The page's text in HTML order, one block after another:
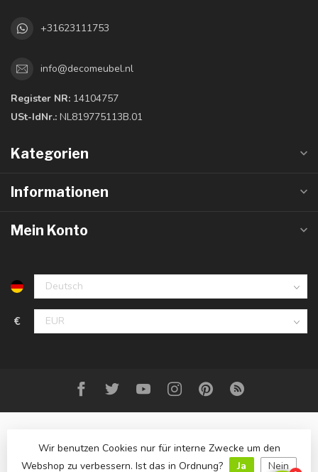
+31623111753
info@decomeubel.nl
Register NR: 14104757
USt-IdNr.: NL819775113B.01
Kategorien
Informationen
Mein Konto
€
Wir benutzen Cookies nur für interne Zwecke um den
Webshop zu verbessern. Ist das in Ordnung?
Ja Nein